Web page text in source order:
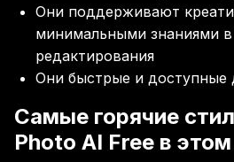
Они поддерживают
минимальными знаниями в
редактирования
Они быстрые и доступные
Самые горячие
Photo AI Free в